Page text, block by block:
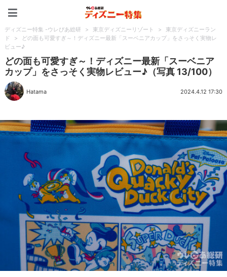
ディズニー特集 -ウレぴあ総研 > 東京ディズニーリゾート >
東京ディズニーラン
ド
>
どの面も可愛すぎ～！ディズニー最新「スーベニアカップ」をさっそく実物レ
ビュー♪
どの面も可愛すぎ～！ディズニー最新「スーベニア
カップ」をさっそく実物レビュー♪（写真 13/100）
Hatama 2024.4.12 17:30